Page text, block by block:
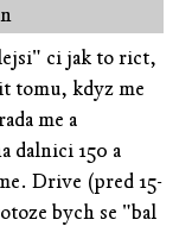
ci jak to rict,
tomu, kdyz me
me a
dalnici 150 a
Drive (pred 15-
bych se "bal